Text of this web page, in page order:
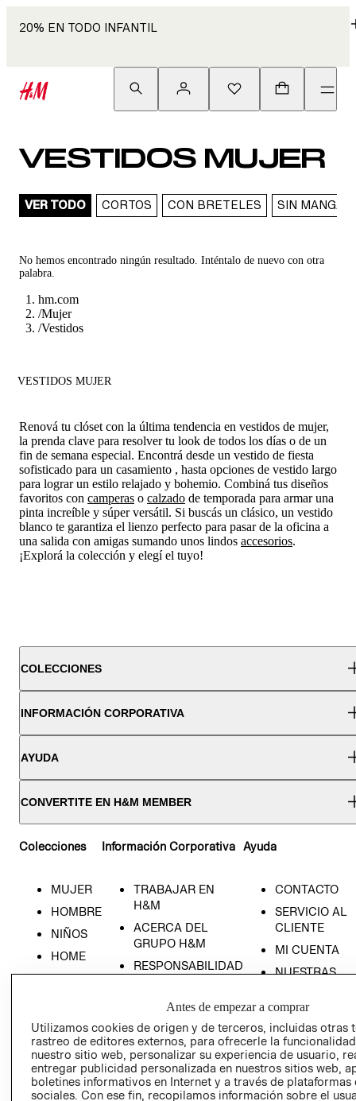
20% EN TODO INFANTIL
VESTIDOS MUJER
VER TODO CORTOS CON BRETELES SIN MANGAS
No hemos encontrado ningún resultado. Inténtalo de nuevo con otra
palabra.
hm.com
/Mujer
/Vestidos
VESTIDOS MUJER
Renová tu clóset con la última tendencia en vestidos de mujer,
la prenda clave para resolver tu look de todos los días o de un
fin de semana especial. Encontrá desde un vestido de fiesta
sofisticado para un casamiento , hasta opciones de vestido largo
para lograr un estilo relajado y bohemio. Combiná tus diseños
favoritos con camperas o calzado de temporada para armar una
pinta increíble y súper versátil. Si buscás un clásico, un vestido
blanco te garantiza el lienzo perfecto para pasar de la oficina a
una salida con amigas sumando unos lindos accesorios.
¡Explorá la colección y elegí el tuyo!
COLECCIONES
INFORMACIÓN CORPORATIVA
AYUDA
CONVERTITE EN H&M MEMBER
Colecciones
MUJER
HOMBRE
NIÑOS
HOME
Información Corporativa
TRABAJAR EN
H&M
ACERCA DEL
GRUPO H&M
RESPONSABILIDAD
PRENSA
RELACIÓN CON
INVERSIONISTAS
POLÍTICA
EMPRESARIAL
Ayuda
CONTACTO
SERVICIO AL
CLIENTE
MI CUENTA
NUESTRAS
- RETIRO EN
TIENDA
TÉRMINOS Y
CONDICIONES
Antes de empezar a comprar
Utilizamos cookies de origen y de terceros, incluidas otras
rastreo de editores externos, para ofrecerle la
nuestro sitio web, personalizar su experiencia de usuario,
entregar publicidad personalizada en nuestros sitios web,
boletines informativos en Internet y a través de plataformas
sociales. Con ese fin, recopilamos información sobre el